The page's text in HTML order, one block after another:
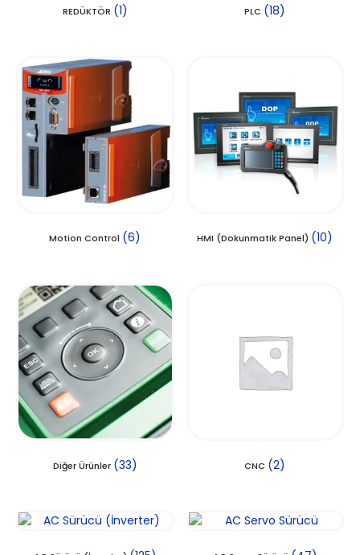
REDÜKTÖR (1) PLC (18)
Motion Control (6) HMI (Dokunmatik Panel) (10)
Diğer Ürünler (33) CNC (2)